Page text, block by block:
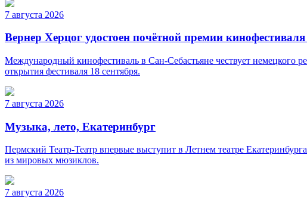
7 августа 2026
Вернер Херцог удостоен почётной премии
Международный кинофестиваль в Сан-Себастьяне чествует немецкого
открытия фестиваля 18 сентября.
7 августа 2026
Музыка, лето, Екатеринбург
Пермский Театр-Театр впервые выступит в Летнем театре
из мировых мюзиклов.
7 августа 2026